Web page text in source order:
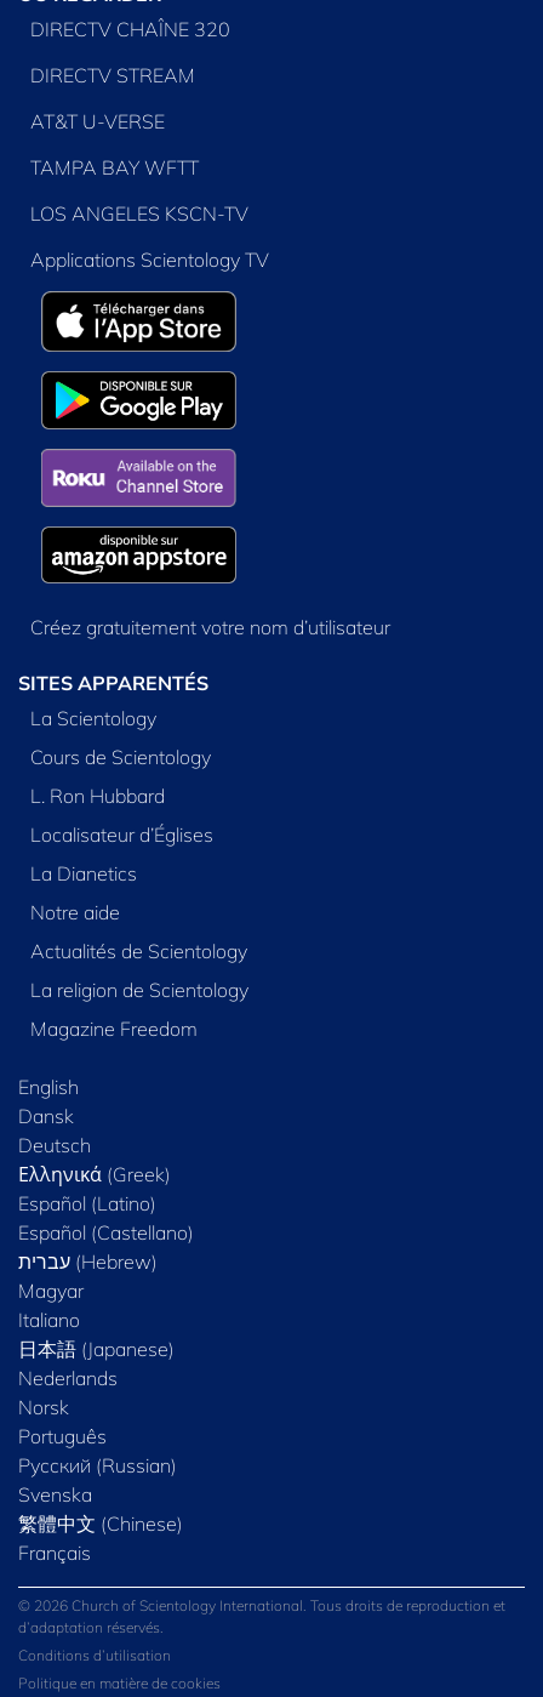
DIRECTV CHAÎNE 320
DIRECTV STREAM
AT&T U-VERSE
TAMPA BAY WFTT
LOS ANGELES KSCN-TV
Applications Scientology TV
Créez gratuitement votre nom d’utilisateur
SITES APPARENTÉS
La Scientology
Cours de Scientology
L. Ron Hubbard
Localisateur d’Églises
La Dianetics
Notre aide
Actualités de Scientology
La religion de Scientology
Magazine Freedom
English
Dansk
Deutsch
Ελληνικά (Greek)
Español (Latino)
Español (Castellano)
Magyar
Italiano
日本語 (Japanese)
Nederlands
Norsk
Português
Русский (Russian)
Svenska
繁體中文 (Chinese)
Français
© 2026 Church of Scientology International. Tous droits de reproduction et
d’adaptation réservés.
Conditions d’utilisation
Politique en matière de cookies